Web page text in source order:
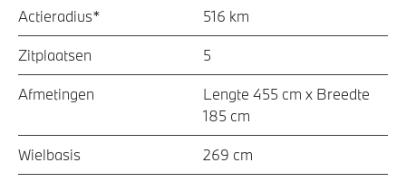
Actieradius* 516 km
Zitplaatsen 5
Afmetingen
Lengte 455 cm x Breedte
185 cm
Wielbasis 269 cm